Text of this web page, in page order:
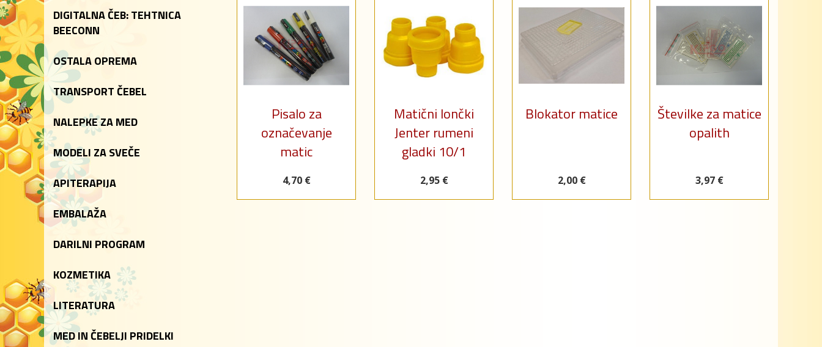
DIGITALNA ČEB: TEHTNICA
BEECONN
OSTALA OPREMA
TRANSPORT ČEBEL
NALEPKE ZA MED
MODELI ZA SVEČE
APITERAPIJA
EMBALAŽA
DARILNI PROGRAM
KOZMETIKA
LITERATURA
MED IN ČEBELJI PRIDELKI
Pisalo za
označevanje
matic
4,70 €
Matični lončki
Jenter rumeni
gladki 10/1
2,95 €
Blokator matice
2,00 €
Številke za matice
opalith
3,97 €